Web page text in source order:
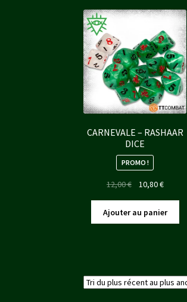
CARNEVALE – RASHAAR
DICE
PROMO !
12,00€
Le
initial
était :
10,80€Le
actuel
est :
Ajouter au panier